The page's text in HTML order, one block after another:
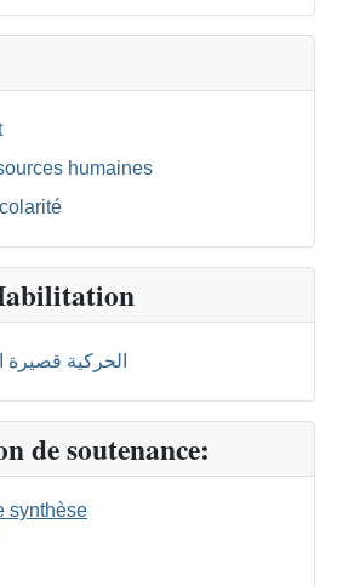
humaines
الحركية
de soutenance:
synthèse